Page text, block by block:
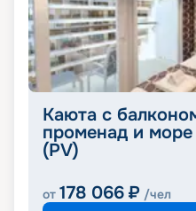
Каюта с
променад и
(PV)
от 178 066 ₽ /чел